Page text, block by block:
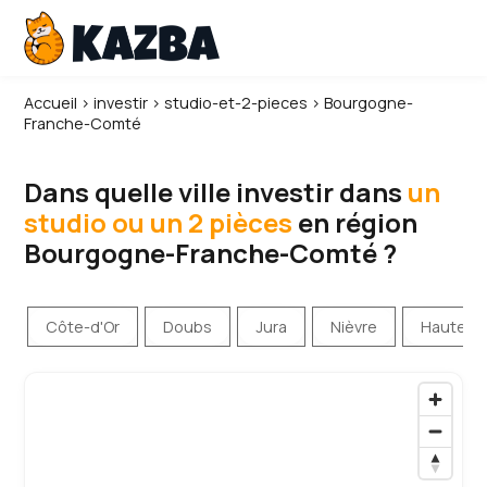
Accueil ›investir ›studio-et-2-pieces ›Bourgogne-
Franche-Comté
Dans quelle ville investir dans un
studio ou un 2 pièces en région
Bourgogne-Franche-Comté ?
Côte-d'Or Doubs Jura Nièvre Haute-